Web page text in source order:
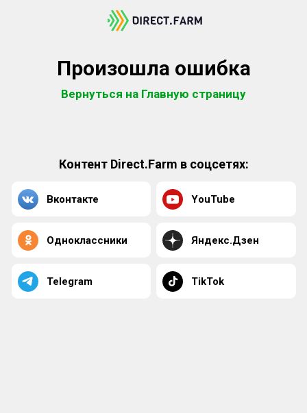
Произошла ошибка
Вернуться на Главную страницу
Контент Direct.Farm в соцсетях:
Вконтакте YouTube
Одноклассники Яндекс.Дзен
Telegram TikTok